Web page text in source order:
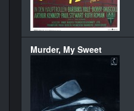
Murder, My Sweet